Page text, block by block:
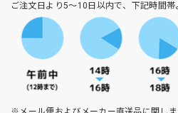
ご注文日より5～10日以内で、下記時間帯